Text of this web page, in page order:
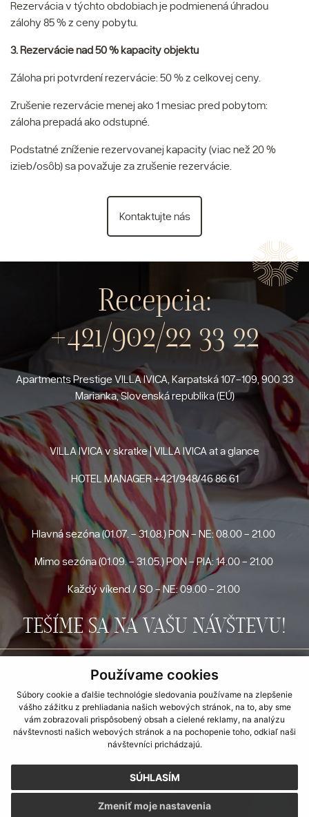
Používame cookies
Súbory cookie a ďalšie technológie sledovania používame na zlepšenie
vášho zážitku z prehliadania našich webových stránok, na to, aby sme
vám zobrazovali prispôsobený obsah a cielené reklamy, na analýzu
návštevnosti našich webových stránok a na pochopenie toho, odkiaľ naši
návštevníci prichádzajú.
SÚHLASÍM
Zmeniť moje nastavenia
Rezervácia v týchto obdobiach je podmienená úhradou
zálohy 85 % z ceny pobytu.
3. Rezervácie nad 50 % kapacity objektu
Záloha pri potvrdení rezervácie: 50 % z celkovej ceny.
Zrušenie rezervácie menej ako 1 mesiac pred pobytom:
záloha prepadá ako odstupné.
Podstatné zníženie rezervovanej kapacity (viac než 20 %
izieb/osôb) sa považuje za zrušenie rezervácie.
Kontaktujte nás
Recepcia:
+421/902/22 33 22
Apartments Prestige VILLA IVICA, Karpatská 107-109, 900 33
Marianka, Slovenská republika (EÚ)
VILLA IVICA v skratke | VILLA IVICA at a glance
HOTEL MANAGER+421/948/46 86 61
Hlavná sezóna (01.07. - 31.08.) PON - NE: 08.00 - 21.00
Mimo sezóna (01.09. - 31.05.) PON - PIA: 14.00 - 21.00
Každý víkend / SO - NE: 09.00 - 21.00
TEŠÍME SA NA VAŠU NÁVŠTEVU!
UBYTOVANIE INFORMÁCIE
STRAVOVANIE
GALÉRIA OKOLIE